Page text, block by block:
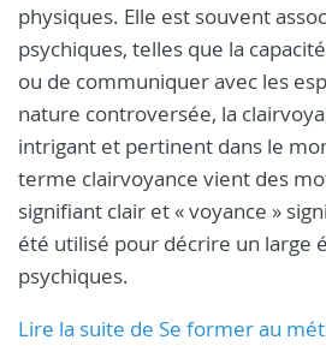
physiques. Elle est souvent
psychiques, telles que la
ou de communiquer avec les
nature controversée, la
intrigant et pertinent dans le
terme clairvoyance vient des
signifiant clair et « voyance »
été utilisé pour décrire un large
psychiques.
Lire la suite de Se former au